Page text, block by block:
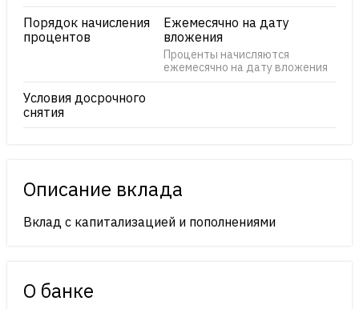
Порядок начисления
процентов
Ежемесячно на дату
вложения
Проценты начисляются
ежемесячно на дату вложения
Условия досрочного
снятия
Описание вклада
Вклад с капитализацией и пополнениями
О банке